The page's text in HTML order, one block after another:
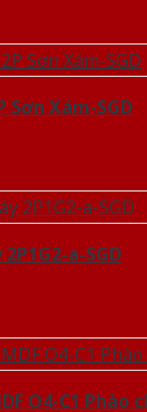
Sơn Xám-SGD
a-SGD
O4-C1 Phào